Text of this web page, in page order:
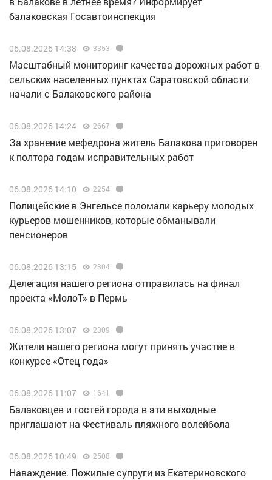
балаковская Госавтоинспекция
06.08.2026 14:38 3353
Масштабный мониторинг качества дорожных работ в
сельских населенных пунктах Саратовской области
начали с Балаковского района
06.08.2026 14:24 2667
За хранение мефедрона житель Балакова приговорен
к полтора годам исправительных работ
06.08.2026 14:10 2254
Полицейские в Энгельсе поломали карьеру молодых
курьеров мошенников, которые обманывали
пенсионеров
06.08.2026 13:15 2304
Делегация нашего региона отправилась на финал
проекта «МолоТ» в Пермь
06.08.2026 13:07 2309
Жители нашего региона могут принять участие в
конкурсе «Отец года»
06.08.2026 11:07 1641
Балаковцев и гостей города в эти выходные
приглашают на Фестиваль пляжного волейбола
06.08.2026 10:49 2508
Наваждение. Пожилые супруги из Екатериновского